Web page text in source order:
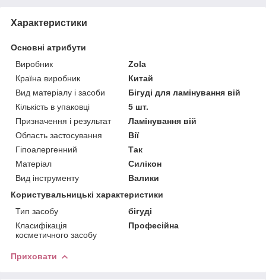
Характеристики
Основні атрибути
Виробник
Zola
Країна виробник
Китай
Вид матеріалу і засоби
Бігуді для ламінування вій
Кількість в упаковці
5 шт.
Призначення і результат
Ламінування вій
Область застосування
Вії
Гіпоалергенний
Так
Матеріал
Силікон
Вид інструменту
Валики
Користувальницькі характеристики
Тип засобу
бігуді
Класифікація
косметичного засобу
Професійна
Приховати